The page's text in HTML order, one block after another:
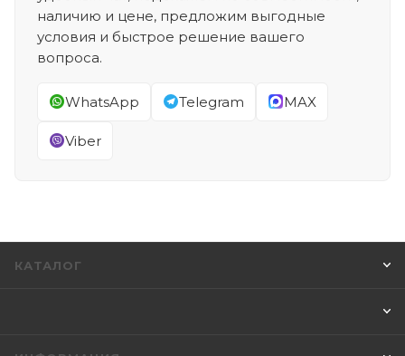
наличию и цене, предложим выгодные
условия и быстрое решение вашего
вопроса.
WhatsApp Telegram MAX
Viber
КАТАЛОГ